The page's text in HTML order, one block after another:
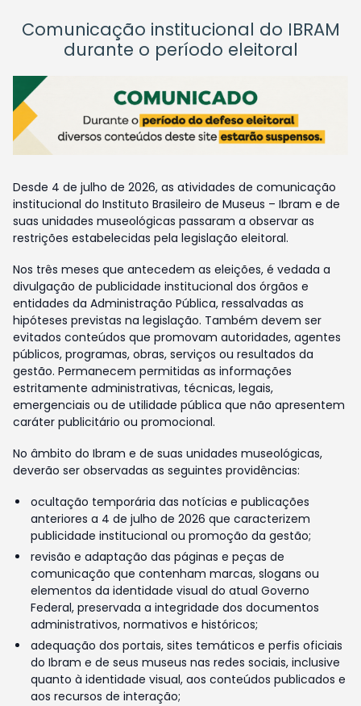
Comunicação institucional do IBRAM
durante o período eleitoral
Desde 4 de julho de 2026, as atividades de comunicação
institucional do Instituto Brasileiro de Museus – Ibram e de
suas unidades museológicas passaram a observar as
restrições estabelecidas pela legislação eleitoral.
Nos três meses que antecedem as eleições, é vedada a
divulgação de publicidade institucional dos órgãos e
entidades da Administração Pública, ressalvadas as
hipóteses previstas na legislação. Também devem ser
evitados conteúdos que promovam autoridades, agentes
públicos, programas, obras, serviços ou resultados da
gestão. Permanecem permitidas as informações
estritamente administrativas, técnicas, legais,
emergenciais ou de utilidade pública que não apresentem
caráter publicitário ou promocional.
No âmbito do Ibram e de suas unidades museológicas,
deverão ser observadas as seguintes providências:
ocultação temporária das notícias e publicações
anteriores a 4 de julho de 2026 que caracterizem
publicidade institucional ou promoção da gestão;
revisão e adaptação das páginas e peças de
comunicação que contenham marcas, slogans ou
elementos da identidade visual do atual Governo
Federal, preservada a integridade dos documentos
administrativos, normativos e históricos;
adequação dos portais, sites temáticos e perfis oficiais
do Ibram e de seus museus nas redes sociais, inclusive
quanto à identidade visual, aos conteúdos publicados e
aos recursos de interação;